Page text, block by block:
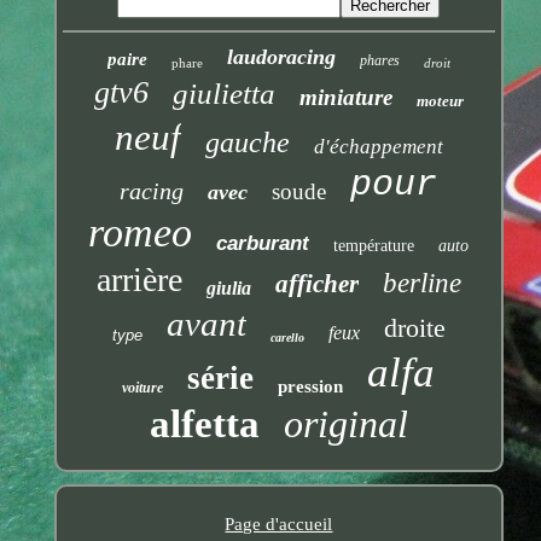
paire phare laudoracing phares droit
gtv6 giulietta miniature moteur
neuf gauche d'échappement
racing avec soude pour
romeo carburant température auto
arrière giulia afficher berline
type avant carello feux droite
voiture série pression alfa
alfetta original
Page d'accueil